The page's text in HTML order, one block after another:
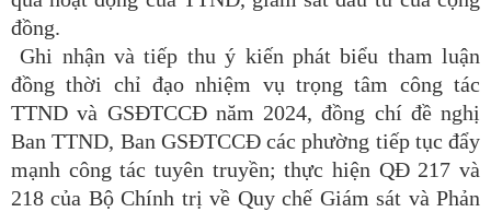
đồng.
Ghi nhận và tiếp thu ý kiến phát biểu tham luận
đồng thời chỉ đạo nhiệm vụ trọng tâm công tác
TTND và GSĐTCCĐ năm 2024, đồng chí đề nghị
Ban TTND, Ban GSĐTCCĐ các phường tiếp tục đẩy
mạnh công tác tuyên truyền; thực hiện QĐ 217 và
218 của Bộ Chính trị về Quy chế Giám sát và Phản